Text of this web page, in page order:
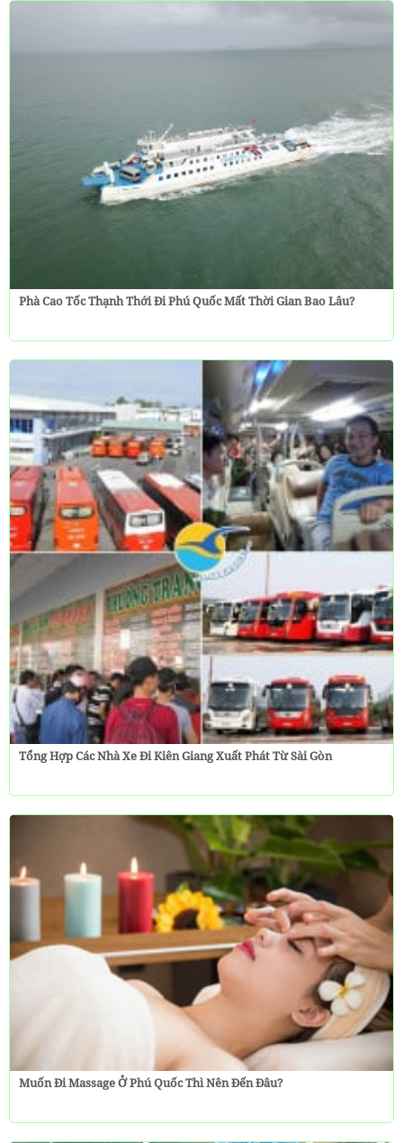
Phà Cao Tốc Thạnh Thới Đi Phú Quốc Mất Thời Gian Bao Lâu?
Tổng Hợp Các Nhà Xe Đi Kiên Giang Xuất Phát Từ Sài Gòn
Muốn Đi Massage Ở Phú Quốc Thì Nên Đến Đâu?